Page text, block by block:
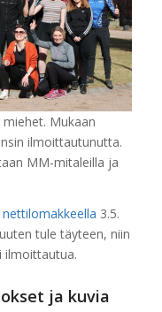
Mukaan
ilmoittautunutta.
MM-mitaleilla ja
nettilomakkeella 3.5.
tule täyteen, niin
ilmoittautua.
ja kuvia